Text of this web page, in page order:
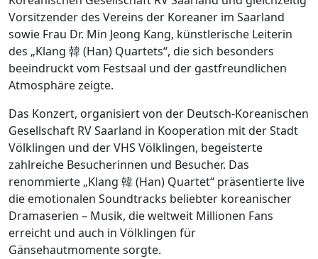
Vorsitzender des Vereins der Koreaner im Saarland
sowie Frau Dr. Min Jeong Kang, künstlerische Leiterin
des „Klang 韓 (Han) Quartets“, die sich besonders
beeindruckt vom Festsaal und der gastfreundlichen
Atmosphäre zeigte.
Das Konzert, organisiert von der Deutsch-Koreanischen
Gesellschaft RV Saarland in Kooperation mit der Stadt
Völklingen und der VHS Völklingen, begeisterte
zahlreiche Besucherinnen und Besucher. Das
renommierte „Klang 韓 (Han) Quartet“ präsentierte live
die emotionalen Soundtracks beliebter koreanischer
Dramaserien – Musik, die weltweit Millionen Fans
erreicht und auch in Völklingen für
Gänsehautmomente sorgte.